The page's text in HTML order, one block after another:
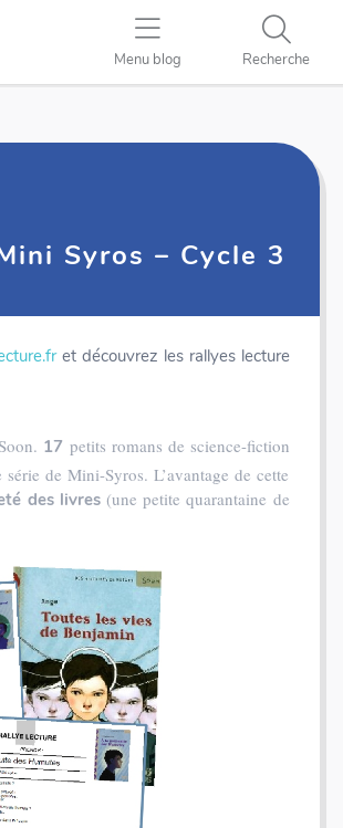
Menu blog Recherche
Syros – Cycle 3
et découvrez les rallyes lecture
17 petits romans de science-fiction
de Mini-Syros. L’avantage de cette
des livres(une petite quarantaine de